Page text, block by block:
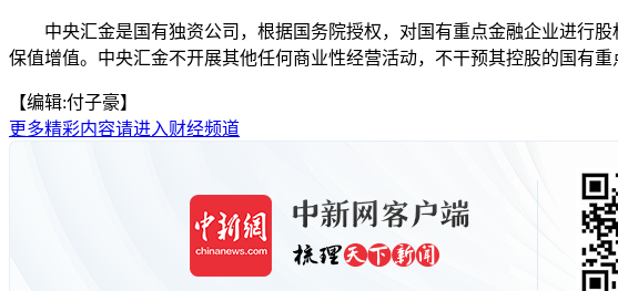
中央汇金是国有独资公司，根据国务院授权，对国有重点金融企业进行股
保值增值。中央汇金不开展其他任何商业性经营活动，不干预其控股的国有
【编辑:付子豪】
更多精彩内容请进入财经频道